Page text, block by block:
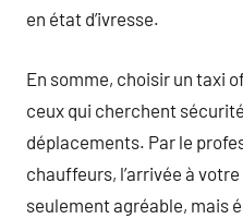
en état d’ivresse.
En somme, choisir un taxi
ceux qui cherchent
déplacements. Par le
chauffeurs, l’arrivée à
seulement agréable, mais